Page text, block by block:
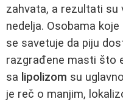
zahvata, a rezultati su
nedelja. Osobama
se savetuje da piju
razgrađene masti što
sa lipolizom su
je reč o manjim,